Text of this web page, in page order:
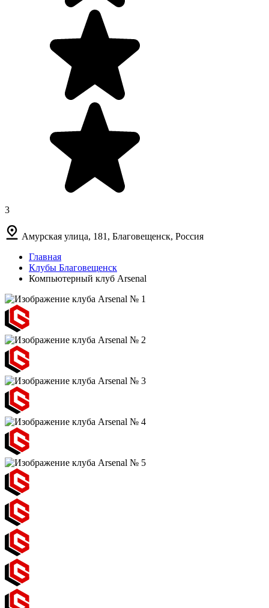
3
Амурская улица, 181, Благовещенск, Россия
Главная
Клубы Благовещенск
Компьютерный клуб Arsenal